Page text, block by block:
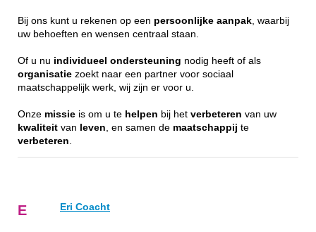
Bij ons kunt u rekenen op een persoonlijke aanpak , waarbij
uw behoeften en wensen centraal staan.
Of u nu individueel ondersteuning nodig heeft of als
organisatie zoekt naar een partner voor sociaal
maatschappelijk werk, wij zijn er voor u.
Onze missie is om u te helpen bij het verbeteren van uw
kwaliteit van leven , en samen de maatschappij te
verbeteren
E Eri Coacht